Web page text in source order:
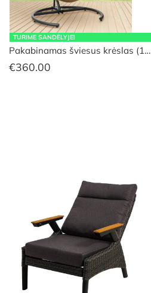
TURIME SANDĖLYJE!
Pakabinamas šviesus krėslas (1…
€360.00